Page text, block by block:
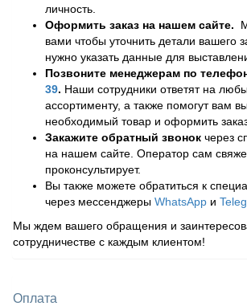
личность.
Оформить заказ на нашем сайте.
вами чтобы уточнить детали вашего
нужно указать данные для
Позвоните менеджерам по
39. Наши сотрудники ответят на
ассортименту, а также помогут вам
необходимый товар и оформить
Закажите обратный звонок через
на нашем сайте. Оператор сам
проконсультирует.
Вы также можете обратиться к
через мессенджеры WhatsApp и
Мы ждем вашего обращения и
сотрудничестве с каждым клиентом!
Оплата